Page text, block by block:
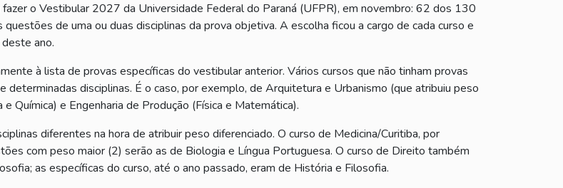
o Vestibular 2027 da Universidade Federal do Paraná (UFPR), em novembro: 62 dos 130
de uma ou duas disciplinas da prova objetiva. A escolha ficou a cargo de cada curso e
ano.
à lista de provas específicas do vestibular anterior. Vários cursos que não tinham provas
disciplinas. É o caso, por exemplo, de Arquitetura e Urbanismo (que atribuiu peso
e Engenharia de Produção (Física e Matemática).
diferentes na hora de atribuir peso diferenciado. O curso de Medicina/Curitiba, por
com peso maior (2) serão as de Biologia e Língua Portuguesa. O curso de Direito também
as específicas do curso, até o ano passado, eram de História e Filosofia.